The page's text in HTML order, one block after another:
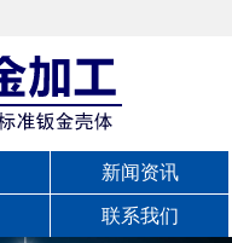
新闻资讯
联系我们